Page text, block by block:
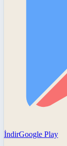
İndirGoogle Play